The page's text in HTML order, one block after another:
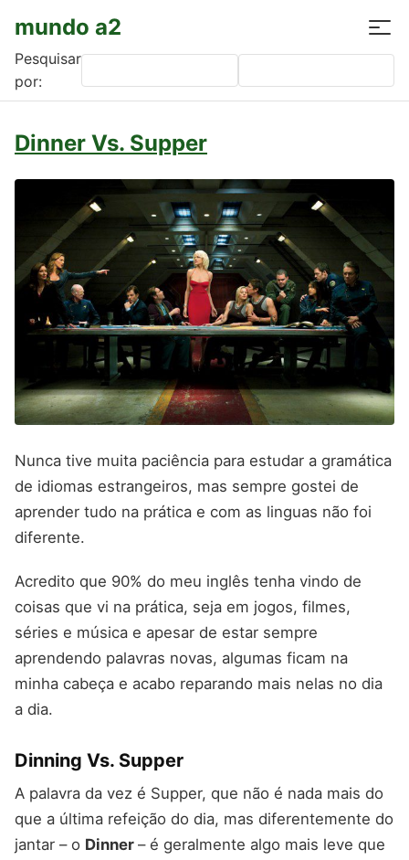
mundo a2
Pesquisar
por:
Dinner Vs. Supper
Nunca tive muita paciência para estudar a gramática
de idiomas estrangeiros, mas sempre gostei de
aprender tudo na prática e com as linguas não foi
diferente.
Acredito que 90% do meu inglês tenha vindo de
coisas que vi na prática, seja em jogos, filmes,
séries e música e apesar de estar sempre
aprendendo palavras novas, algumas ficam na
minha cabeça e acabo reparando mais nelas no dia
a dia.
Dinning Vs. Supper
A palavra da vez é Supper, que não é nada mais do
que a última refeição do dia, mas diferentemente do
jantar – o Dinner – é geralmente algo mais leve que